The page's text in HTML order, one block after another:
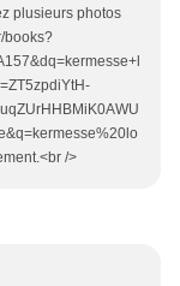
plusieurs photos
books?
/>